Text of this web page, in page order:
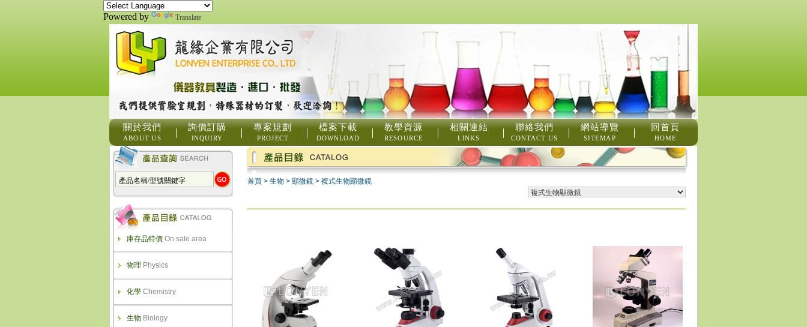
Powered by Translate
關於我們
ABOUT US
詢價訂購
INQUIRY
專案規劃
PROJECT
檔案下載
DOWNLOAD
教學資源
RESOURCE
相關連結
LINKS
聯絡我們
CONTACT US
網站導覽
SITEMAP
回首頁
HOME
庫存品特價 On sale area
物理 Physics
化學 Chemistry
生物 Biology
首頁 > 生物 > 顯微鏡 > 複式生物顯微鏡